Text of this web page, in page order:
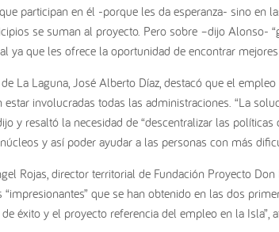
participan en él -porque les da esperanza- sino en
se suman al proyecto. Pero sobre –dijo Alonso-
ya que les ofrece la oportunidad de encontrar mejores
La Laguna, José Alberto Díaz, destacó que el
estar involucradas todas las administraciones. “La
y resaltó la necesidad de “descentralizar las
y así poder ayudar a las personas con más
Rojas, director territorial de Fundación Proyecto Don
“impresionantes” que se han obtenido en las dos
éxito y el proyecto referencia del empleo en la Isla”,